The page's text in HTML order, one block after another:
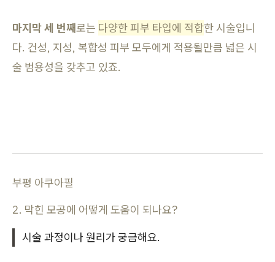
마지막 세 번째로는 다양한 피부 타입에 적합한 시술입니
다. 건성, 지성, 복합성 피부 모두에게 적용될만큼 넓은 시
술 범용성을 갖추고 있죠.
부평 아쿠아필
2. 막힌 모공에 어떻게 도움이 되나요?
시술 과정이나 원리가 궁금해요.